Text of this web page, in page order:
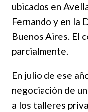
ubicados en
Fernando y en la
Buenos Aires. El
parcialmente.
En julio de ese
negociación de
a los talleres